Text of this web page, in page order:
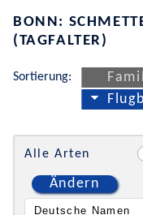
BONN:
(TAGFALTER)
Sortierung:
Alle Arten
Ändern